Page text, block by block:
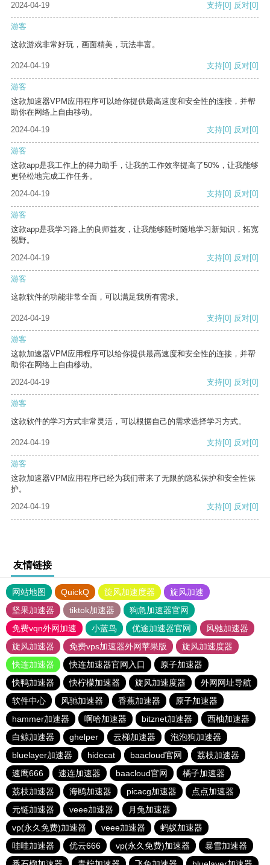
2024-04-19 支持[0] 反对[0]
游客
这款游戏非常好玩，画面精美，玩法丰富。
2024-04-19 支持[0] 反对[0]
游客
这款加速器VPM应用程序可以给你提供最高速度和安全性的连接，并帮
助你在网络上自由移动。
2024-04-19
支持[0] 反对[0]
游客
这款app是我工作上的得力助手，让我的工作效率提高了50%，让我能够
更轻松地完成工作任务。
2024-04-19
支持[0] 反对[0]
游客
这款app是我学习路上的良师益友，让我能够随时随地学习新知识，拓宽
视野。
2024-04-19
支持[0] 反对[0]
游客
这款软件的功能非常全面，可以满足我所有需求。
2024-04-19 支持[0] 反对[0]
游客
这款加速器VPM应用程序可以给你提供最高速度和安全性的连接，并帮
助你在网络上自由移动。
2024-04-19
支持[0] 反对[0]
游客
这款软件的学习方式非常灵活，可以根据自己的需求选择学习方式。
2024-04-19 支持[0] 反对[0]
游客
这款加速器VPM应用程序已经为我们带来了无限的隐私保护和安全性保
护。
2024-04-19
支持[0] 反对[0]
友情链接
网站地图 QuickQ 旋风加速度器
旋风加速
坚果加速器
tiktok加速器
狗急加速器官网
免费vqn外网加速
小蓝鸟 优途加速器官网
风驰加速器
旋风加速器
免费vps加速器外网苹果版
旋风加速度器
快连加速器
快连加速器官网入口
原子加速器
快鸭加速器
快柠檬加速器 旋风加速度器
外网网址导航
软件中心
风驰加速器 香蕉加速器
原子加速器
hammer加速器
啊哈加速器 bitznet加速器
西柚加速器
白鲸加速器
ghelper 云梯加速器
泡泡狗加速器
bluelayer加速器
hidecat baacloud官网
荔枝加速器
速鹰666
速连加速器 baacloud官网
橘子加速器
荔枝加速器
海鸥加速器 picacg加速器
点点加速器
元链加速器
veee加速器
月兔加速器
vp(永久免费)加速器
veee加速器
蚂蚁加速器
哇哇加速器
优云666 vp(永久免费)加速器
暴雪加速器